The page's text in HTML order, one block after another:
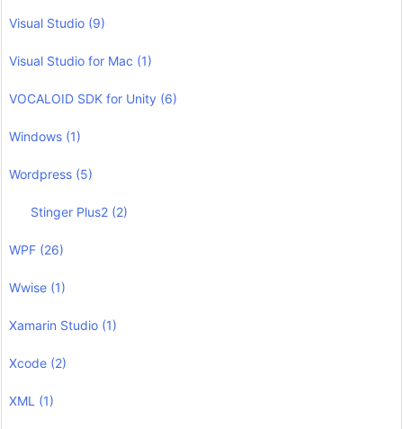
Visual Studio (9)
Visual Studio for Mac (1)
VOCALOID SDK for Unity (6)
Windows (1)
Wordpress (5)
Stinger Plus2 (2)
WPF (26)
Wwise (1)
Xamarin Studio (1)
Xcode (2)
XML (1)